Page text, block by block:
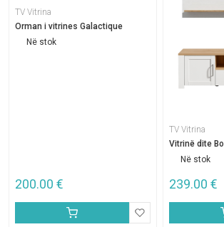
TV Vitrina
Orman i vitrines Galactique
Në stok
200.00 €
TV Vitrina
Vitrinë dite
Në stok
239.00 €